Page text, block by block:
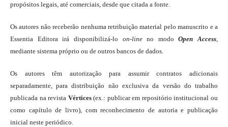
propósitos legais, até comerciais, desde que citada a fonte.
Os autores não receberão nenhuma retribuição material pelo manuscrito e a
Essentia Editora irá disponibilizá-lo on-lineno modoOpen Access,
mediante sistema próprio ou de outros bancos de dados.
Os autores têm autorização para assumir contratos adicionais
separadamente, para distribuição não exclusiva da versão do trabalho
publicada na revista Vértices(ex.: publicar em repositório institucional ou
como capítulo de livro), com reconhecimento de autoria e publicação
inicial neste periódico.